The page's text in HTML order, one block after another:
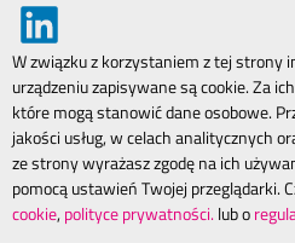
W związku z korzystaniem z tej strony
urządzeniu zapisywane są cookie. Za
które mogą stanowić dane osobowe.
jakości usług, w celach analitycznych
ze strony wyrażasz zgodę na ich
pomocą ustawień Twojej przeglądarki.
cookie,polityce prywatności. lub o